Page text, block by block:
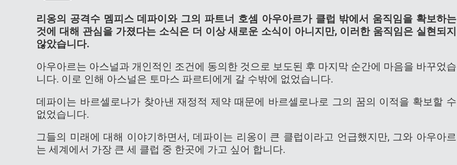
리옹의 공격수 멤피스 데파이와 그의 파트너 호셈 아우아르가 클럽 밖에서 움직임을 확보하는
것에 대해 관심을 가졌다는 소식은 더 이상 새로운 소식이 아니지만, 이러한 움직임은 실현되지
않았습니다.
아우아르는 아스널과 개인적인 조건에 동의한 것으로 보도된 후 마지막 순간에 마음을 바꾸었습
니다. 이로 인해 아스널은 토마스 파르티에게 갈 수밖에 없었습니다.
데파이는 바르셀로나가 찾아낸 재정적 제약 때문에 바르셀로나로 그의 꿈의 이적을 확보할 수
없었습니다.
그들의 미래에 대해 이야기하면서, 데파이는 리옹이 큰 클럽이라고 언급했지만, 그와 아우아르
는 세계에서 가장 큰 세 클럽 중 한곳에 가고 싶어 합니다.